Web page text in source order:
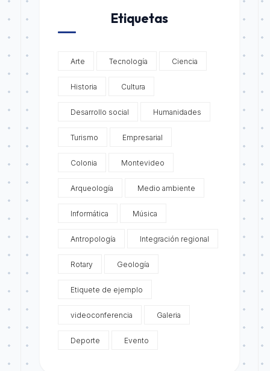
Etiquetas
Arte Tecnología Ciencia
Historia Cultura
Desarrollo social Humanidades
Turismo Empresarial
Colonia Montevideo
Arqueología Medio ambiente
Informática Música
Antropología Integración regional
Rotary Geología
Etiquete de ejemplo
videoconferencia Galeria
Deporte Evento